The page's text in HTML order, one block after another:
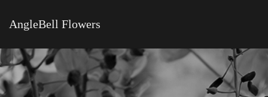
AngleBell Flowers